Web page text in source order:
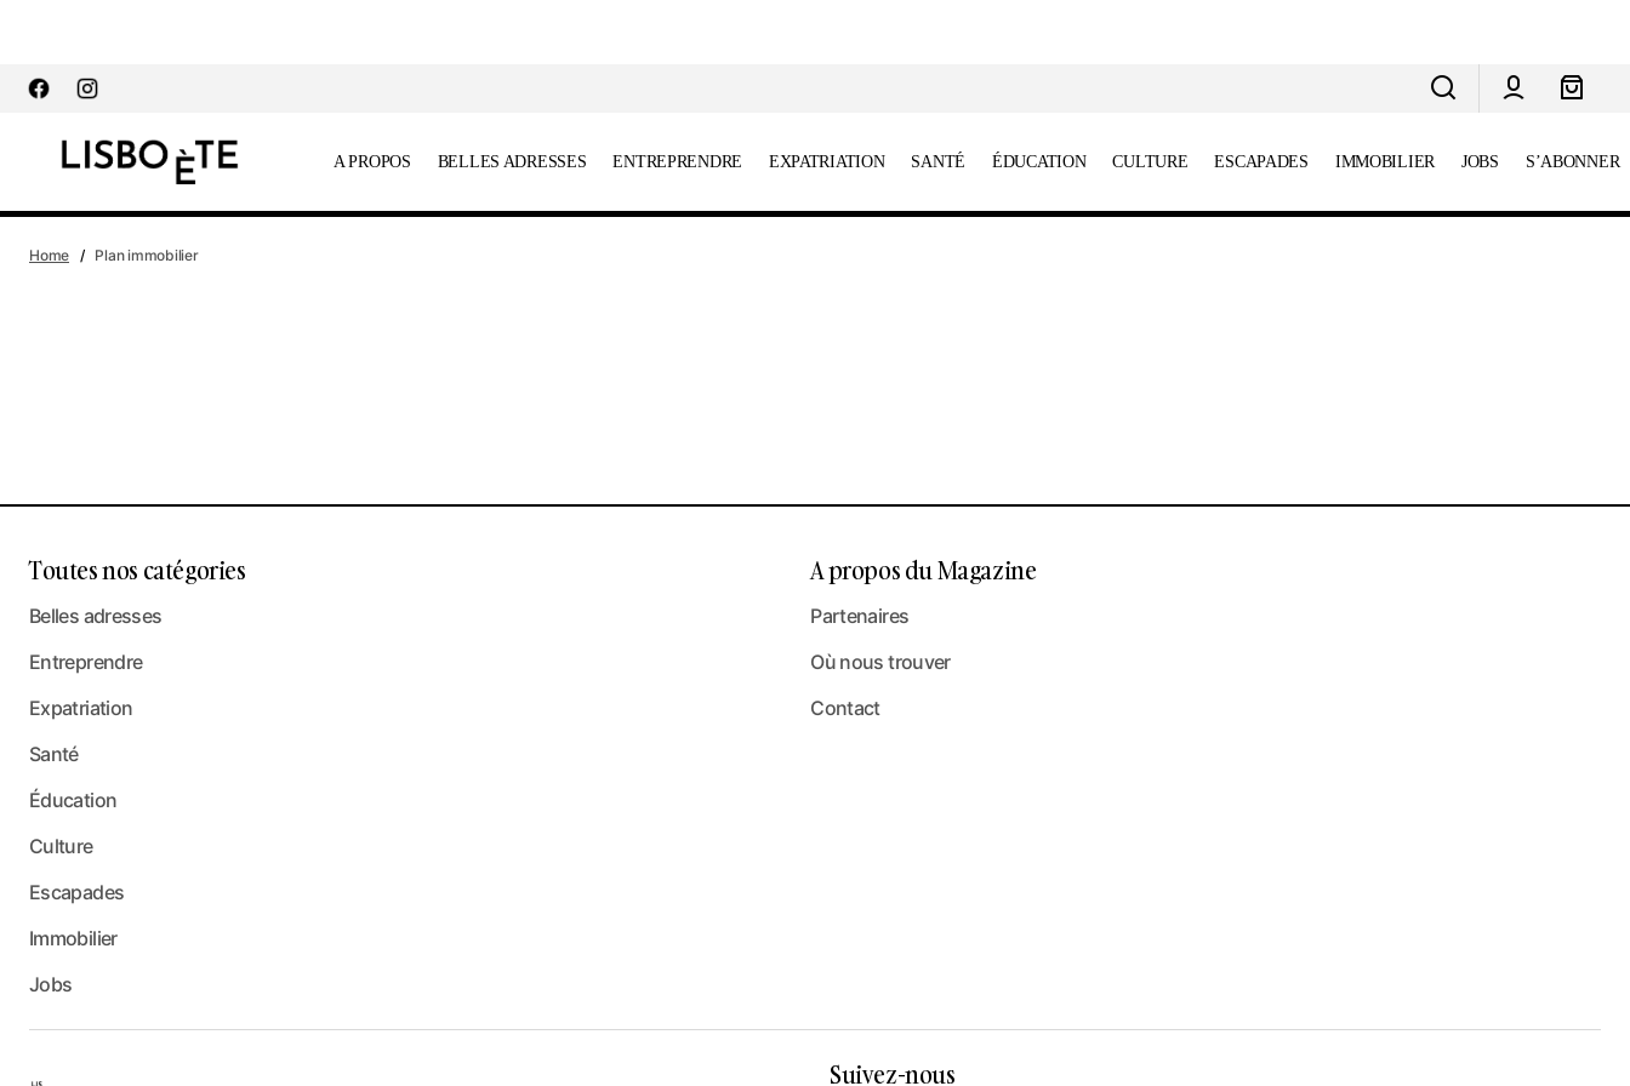
A PROPOS BELLES ADRESSES ENTREPRENDRE EXPATRIATION SANTÉ ÉDUCATION CULTURE ESCAPADES IMMOBILIER JOBS S’ABONNER
Home Plan immobilier
Toutes nos catégories
Belles adresses
Entreprendre
Expatriation
Santé
Éducation
Culture
Escapades
Immobilier
Jobs
A propos du Magazine
Partenaires
Où nous trouver
Contact
Suivez-nous